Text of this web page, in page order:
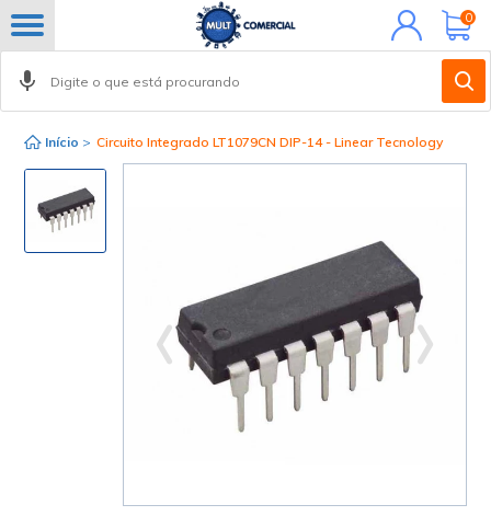
Minha
conta
0
Início > Circuito Integrado LT1079CN DIP-14 - Linear Tecnology